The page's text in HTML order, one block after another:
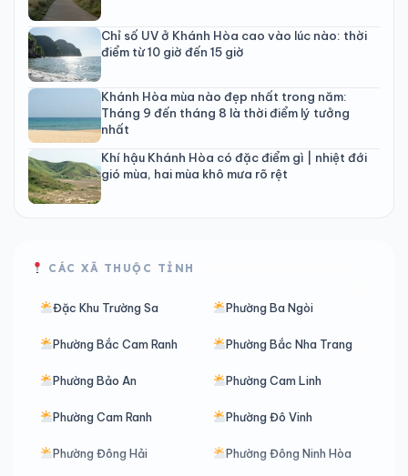
Chỉ số UV ở Khánh Hòa cao vào lúc nào: thời
điểm từ 10 giờ đến 15 giờ
Khánh Hòa mùa nào đẹp nhất trong năm:
Tháng 9 đến tháng 8 là thời điểm lý tưởng
nhất
Khí hậu Khánh Hòa có đặc điểm gì | nhiệt đới
gió mùa, hai mùa khô mưa rõ rệt
CÁC XÃ THUỘC TỈNH
Đặc Khu Trường Sa Phường Ba Ngòi
Phường Bắc Cam Ranh Phường Bắc Nha Trang
Phường Bảo An Phường Cam Linh
Phường Cam Ranh Phường Đô Vinh
Phường Đông Hải Phường Đông Ninh Hòa